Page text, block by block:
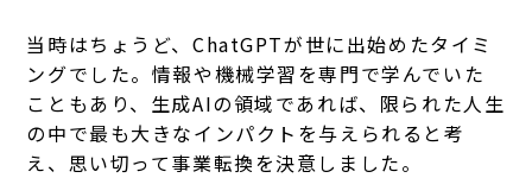
当時はちょうど、ChatGPTが世に出始めたタイミ
ングでした。情報や機械学習を専門で学んでいた
こともあり、生成AIの領域であれば、限られた人生
の中で最も大きなインパクトを与えられると考
え、思い切って事業転換を決意しました。